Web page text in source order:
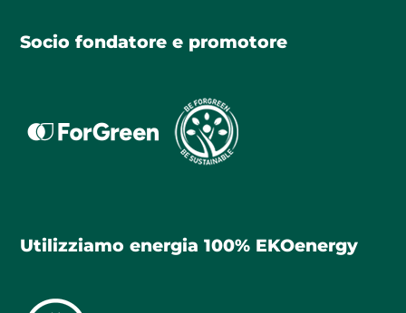
Socio fondatore e promotore
Utilizziamo energia 100% EKOenergy